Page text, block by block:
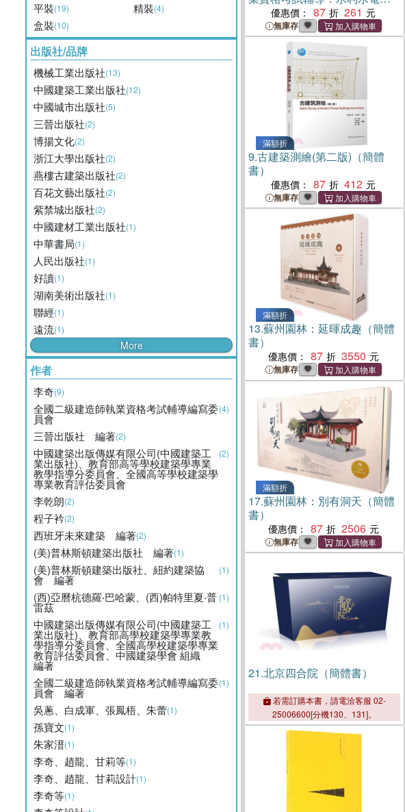
平裝(19) 精裝(4)
盒裝(10)
出版社/品牌
機械工業出版社(13)
中國建築工業出版社(12)
中國城市出版社(5)
三晉出版社(2)
博揚文化(2)
浙江大學出版社(2)
燕樓古建築出版社(2)
百花文藝出版社(2)
紫禁城出版社(2)
中國建材工業出版社(1)
中華書局(1)
人民出版社(1)
好讀(1)
湖南美術出版社(1)
聯經(1)
遠流(1)
More
作者
李奇(9)
全國二級建造師執業資格考試輔導編寫委
員會
(4)
三晉出版社 編著(2)
中國建築出版傳媒有限公司(中國建築工
業出版社)、教育部高等學校建築學專業
教學指導分委員會、全國高等學校建築學
專業教育評估委員會
(2)
李乾朗(2)
程子衿(2)
西班牙未來建築 編著(2)
(美)普林斯頓建築出版社 編著(1)
(美)普林斯頓建築出版社、紐約建築協
會 編著
(1)
(西)亞曆杭德羅‧巴哈蒙、(西)帕特里夏‧普
雷茲
(1)
中國建築出版傳媒有限公司(中國建築工
業出版社)、教育部高學校建築學專業教
學指導分委員會、全國高學校建築學專業
教育評估委員會、中國建築學會 組織
編著
(1)
全國二級建造師執業資格考試輔導編寫委
員會 編著
(1)
吳蔥、白成軍、張鳳梧、朱蕾(1)
孫寶文(1)
朱家溍(1)
李奇、趙龍、甘莉等(1)
李奇、趙龍、甘莉設計(1)
李奇等(1)
程管理與實務章節刷題（簡體
書）
優惠價： 87 261
無庫存
滿額折
9.古建築測繪(第二版)（簡體
書）
優惠價： 87 412
無庫存
滿額折
13.蘇州園林：延暉成趣（簡體
書）
優惠價： 87 3550
無庫存
滿額折
17.蘇州園林：別有洞天（簡體
書）
優惠價： 87 2506
無庫存
21.北京四合院（簡體書）
若需訂購本書，請電洽客服 02-
25006600[分機130、131]。